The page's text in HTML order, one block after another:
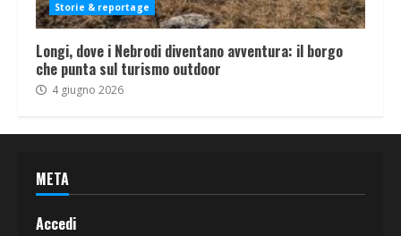
Storie & reportage
Longi, dove i Nebrodi diventano avventura: il borgo
che punta sul turismo outdoor
4 giugno 2026
META
Accedi